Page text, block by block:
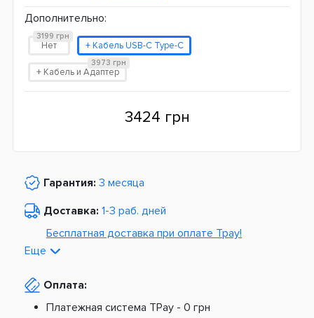
Дополнительно:
Нет
3199 грн
+ Кабель USB-C Type-C
+ Кабель и Адаптер
3973 грн
3424 грн
Гарантия: 3 месяца
Доставка: 1-3 раб. дней
Бесплатная доставка при оплате Tpay!
Из Европы от
Еще
Оплата:
Платежная система TPay - 0 грн